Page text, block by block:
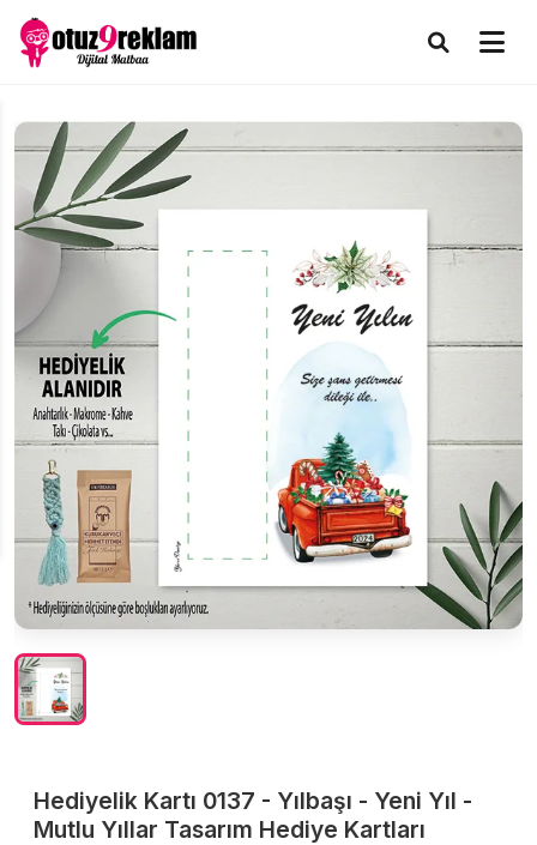
Hediyelik Kartı 0137 - Yılbaşı - Yeni Yıl -
Mutlu Yıllar Tasarım Hediye Kartları